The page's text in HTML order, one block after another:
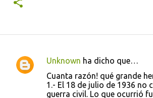
C
Unknown ha dicho que…
Cuanta razón! qué grande
1.- El 18 de julio de 1936 no
guerra civil. Lo que ocurrió